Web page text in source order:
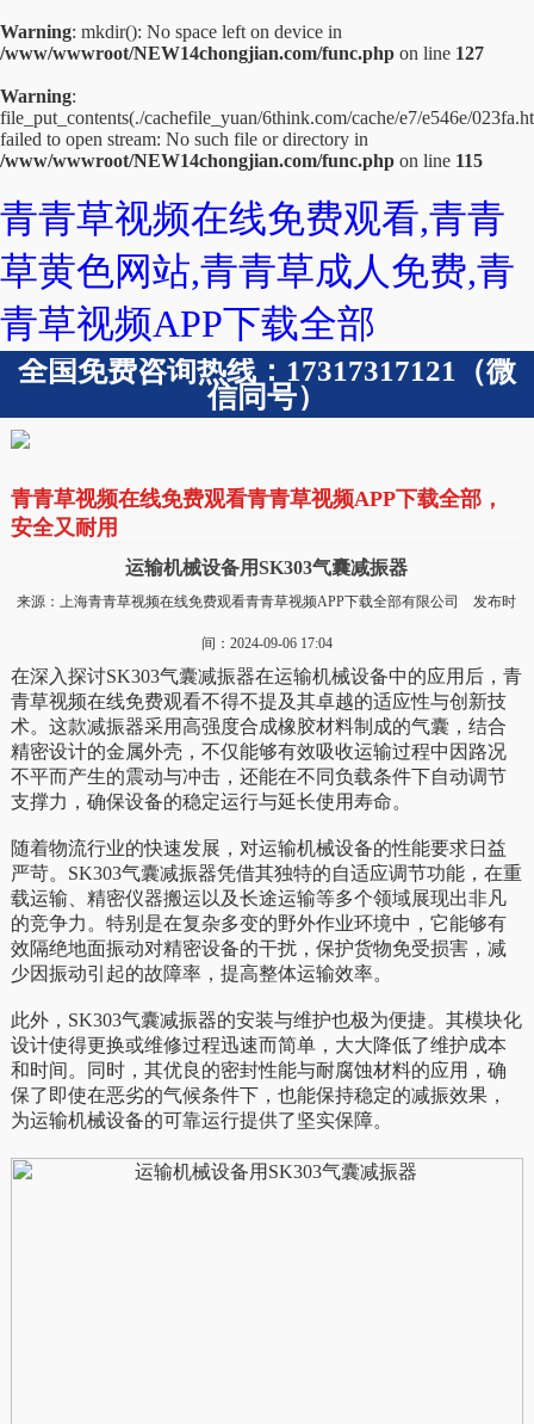
Warning: mkdir(): No space left on device in
/www/wwwroot/NEW14chongjian.com/func.php on line 127
Warning:
file_put_contents(./cachefile_yuan/6think.com/cache/e7/e546e/
failed to open stream: No such file or directory in
/www/wwwroot/NEW14chongjian.com/func.php on line 115
青青草视频在线免费观看,青青
草黄色网站,青青草成人免费,青
青草视频APP下载全部
全国免费咨询热线：17317317121（微
信同号）
青青草视频在线免费观看青青草视频APP下载全部，
安全又耐用
运输机械设备用SK303气囊减振器
来源：上海青青草视频在线免费观看青青草视频APP下载全部有限公司 发布时
间：2024-09-06 17:04
在深入探讨SK303气囊减振器在运输机械设备中的应用后，青
青草视频在线免费观看不得不提及其卓越的适应性与创新技
术。这款减振器采用高强度合成橡胶材料制成的气囊，结合
精密设计的金属外壳，不仅能够有效吸收运输过程中因路况
不平而产生的震动与冲击，还能在不同负载条件下自动调节
支撑力，确保设备的稳定运行与延长使用寿命。
随着物流行业的快速发展，对运输机械设备的性能要求日益
严苛。SK303气囊减振器凭借其独特的自适应调节功能，在重
载运输、精密仪器搬运以及长途运输等多个领域展现出非凡
的竞争力。特别是在复杂多变的野外作业环境中，它能够有
效隔绝地面振动对精密设备的干扰，保护货物免受损害，减
少因振动引起的故障率，提高整体运输效率。
此外，SK303气囊减振器的安装与维护也极为便捷。其模块化
设计使得更换或维修过程迅速而简单，大大降低了维护成本
和时间。同时，其优良的密封性能与耐腐蚀材料的应用，确
保了即使在恶劣的气候条件下，也能保持稳定的减振效果，
为运输机械设备的可靠运行提供了坚实保障。